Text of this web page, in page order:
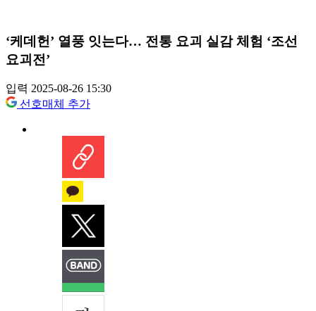
‘케데헌’ 열풍 잇는다… 전통 요괴 실감 체험 ‘조선
요괴전’
입력 2025-08-26 15:30
선호매체 추가